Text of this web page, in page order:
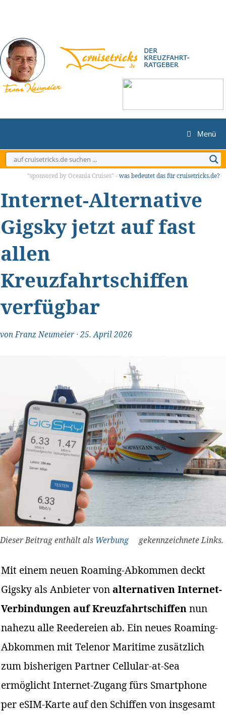
springen
Menü
"sponsored by Oceania Cruises" - was bedeutet das für cruisetricks.de?
Internet-Alternative
Gigsky jetzt auf fast
allen
Kreuzfahrtschiffen
verfügbar
vonFranz Neumeier·25. April 2026
Dieser Beitrag enthält als Werbung gekennzeichnete Links.
Mit einem neuen Roaming-Abkommen deckt
Gigsky als Anbieter vonalternativen Internet-
Verbindungen auf Kreuzfahrtschiffennun
nahezu alle Reedereien ab. Ein neues Roaming-
Abkommen mit Telenor Maritime zusätzlich
zum bisherigen Partner Cellular-at-Sea
ermöglicht Internet-Zugang fürs Smartphone
per eSIM-Karte auf den Schiffen von insgesamt